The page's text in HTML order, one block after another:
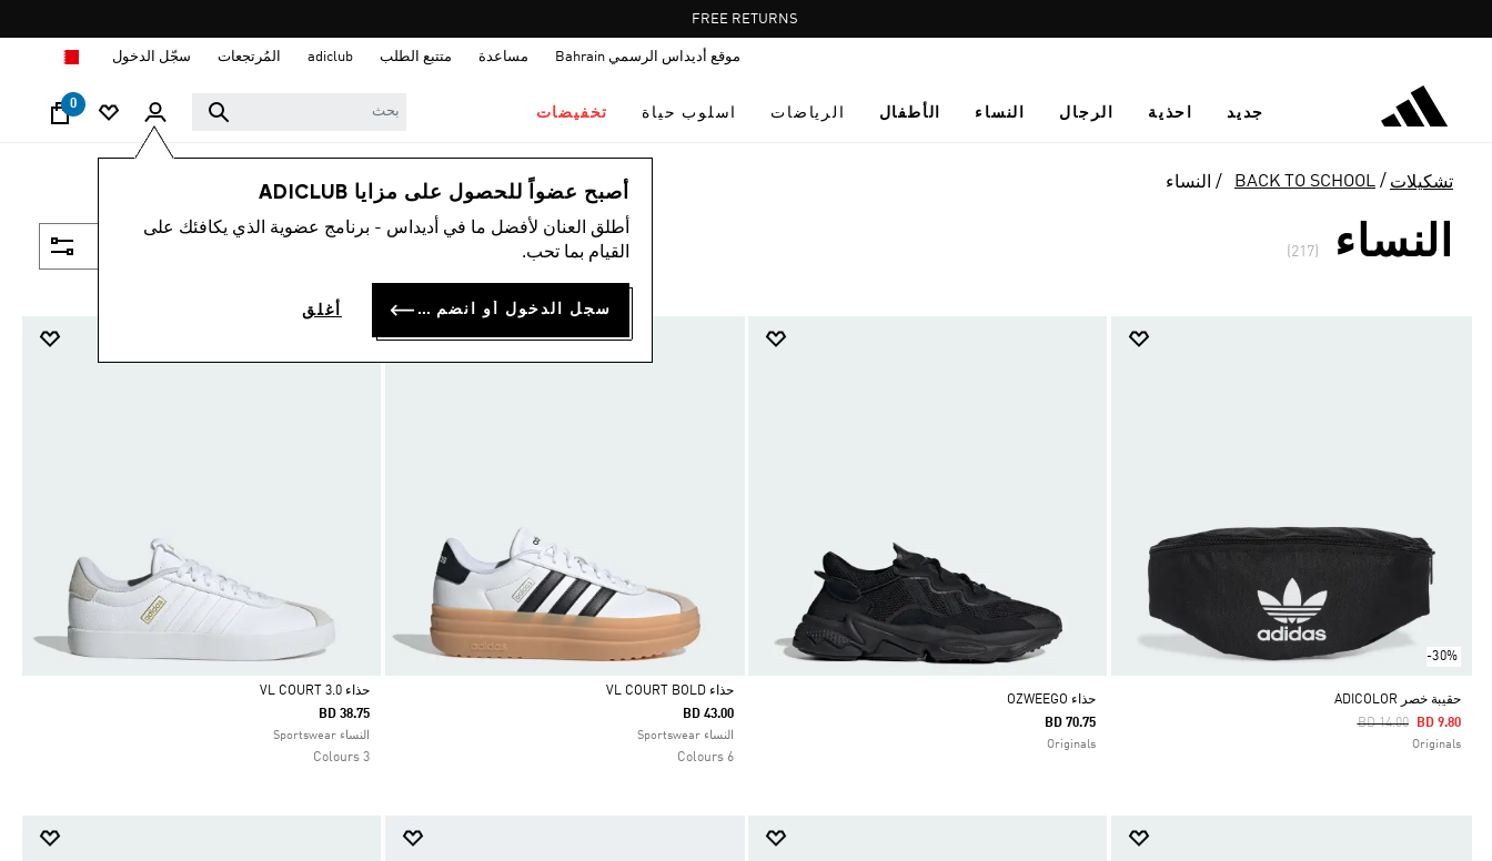
Pause
promotion
FREE RETURNS
موقع أديداس الرسمي Bahrain مساعدة متتبع الطلب adiclub المُرتجعات سجّل الدخول
جديد احذية الرجال النساء الأطفال الرياضات اسلوب حياة تخفيضات
0
أصبح عضواً للحصول على مزايا ADICLUB
أطلق العنان لأفضل ما في أديداس - برنامج عضوية الذي يكافئك على
القيام بما تحب.
سجل الدخول أو انضم الآن أغلق
تشكيلات BACK TO SCHOOL النساء
النساء
-30%
حقيبة خصر ADICOLOR
Price Reduced From
BD 14.00ToBD 9.80
Originals
حذاء OZWEEGO
BD 70.75
Originals
Selected
حذاء VL COURT BOLD
BD 43.00
النساء Sportswear
6 Colours
Selected
حذاء VL COURT 3.0
BD 38.75
النساء Sportswear
3 Colours